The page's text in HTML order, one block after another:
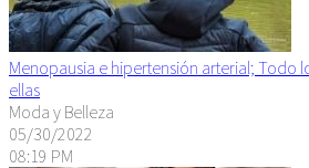
Menopausia e hipertensión arterial; Todo
ellas
Moda y Belleza
05/30/2022
08:19 PM